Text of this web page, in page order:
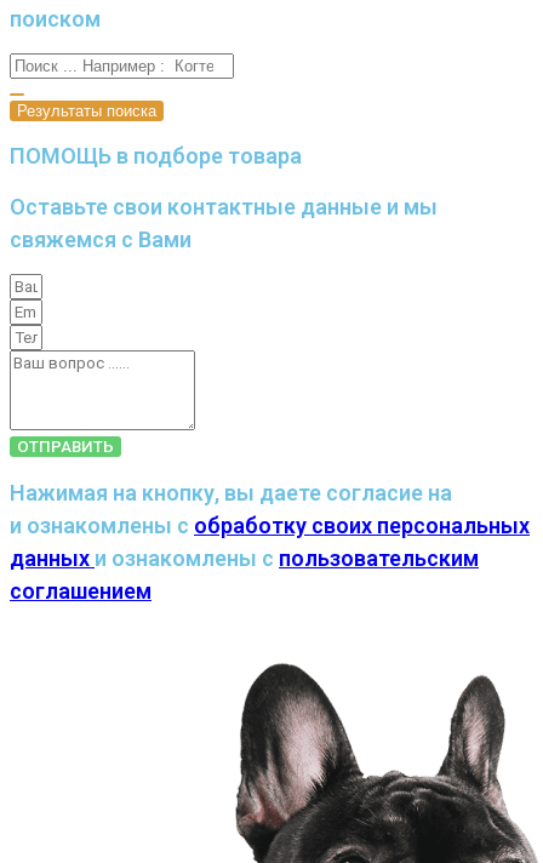
поиском
Результаты поиска
ПОМОЩЬ в подборе товара
Оставьте свои контактные данные и мы
свяжемся с Вами
ОТПРАВИТЬ
Нажимая на кнопку, вы даете согласие на
и ознакомлены с обработку своих персональных
данных и ознакомлены с пользовательским
соглашением